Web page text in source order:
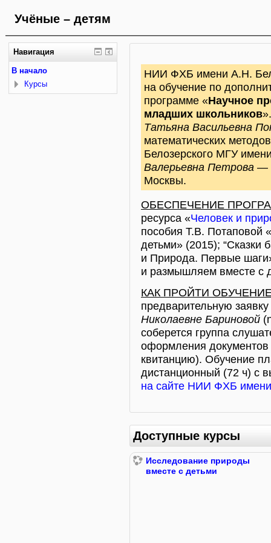
Учёные – детям
НИИ ФХБ имени А.Н.
на обучение по
программе «Научное
младших школьников
Татьяна Васильевна
математических
Белозерского МГУ
Валерьевна Петрова —
Москвы.
ОБЕСПЕЧЕНИЕ
ресурса «Человек и
пособия Т.В. Потаповой
детьми» (2015); “Сказки
и Природа. Первые
и размышляем вместе с
КАК ПРОЙТИ
предварительную
Николаевне Бариновой
соберется группа
оформления документов
квитанцию). Обучение
дистанционный (72 ч) с
на сайте НИИ ФХБ
Доступные курсы
Исследование природы
вместе с детьми
Навигация
В начало
Курсы